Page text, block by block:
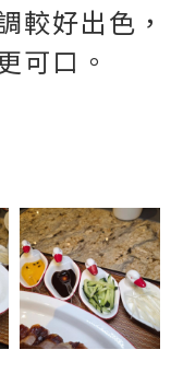
較好出色，
可口。